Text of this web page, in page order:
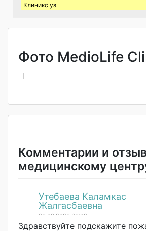
Клиникс уз
Фото MedioLife
Комментарии и
медицинскому
Утебаева Каламкас
Жалгасбаевна
06.03.2026 06:28
Здравствуйте подскажите